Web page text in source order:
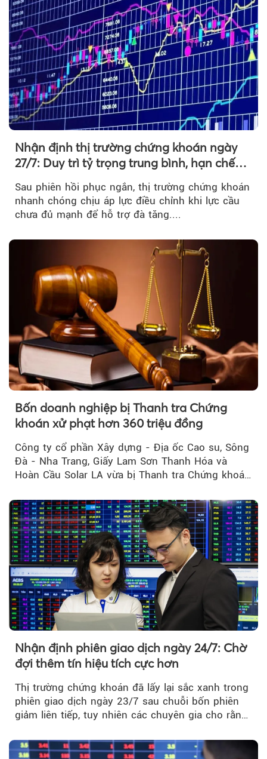
Nhận định thị trường chứng khoán ngày
27/7: Duy trì tỷ trọng trung bình, hạn chế
Sau phiên hồi phục ngắn, thị trường chứng khoán
nhanh chóng chịu áp lực điều chỉnh khi lực cầu
chưa đủ mạnh để hỗ trợ đà tăng....
Bốn doanh nghiệp bị Thanh tra Chứng
khoán xử phạt hơn 360 triệu đồng
Công ty cổ phần Xây dựng - Địa ốc Cao su, Sông
Đà - Nha Trang, Giấy Lam Sơn Thanh Hóa và
Hoàn Cầu Solar LA vừa bị Thanh tra Chứng khoán
do vi phạm quy định về công bố thông tin trên
thị trường chứng khoán.
Nhận định phiên giao dịch ngày 24/7: Chờ
đợi thêm tín hiệu tích cực hơn
Thị trường chứng khoán đã lấy lại sắc xanh trong
phiên giao dịch ngày 23/7 sau chuỗi bốn phiên
giảm liên tiếp, tuy nhiên các chuyên gia cho rằng